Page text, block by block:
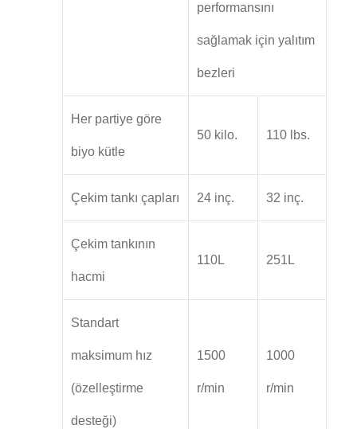
performansını
sağlamak için yalıtım
bezleri
Her partiye göre
biyo kütle
50 kilo. 110 lbs.
Çekim tankı çapları 24 inç. 32 inç.
Çekim tankının
hacmi
110L 251L
Standart
maksimum hız
(özelleştirme
desteği)
1500
r/min
1000
r/min